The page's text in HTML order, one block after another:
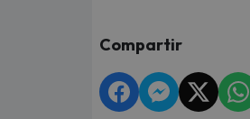
Compartir